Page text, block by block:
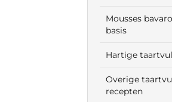
Mousses
basis
Hartige
Overige
recepten